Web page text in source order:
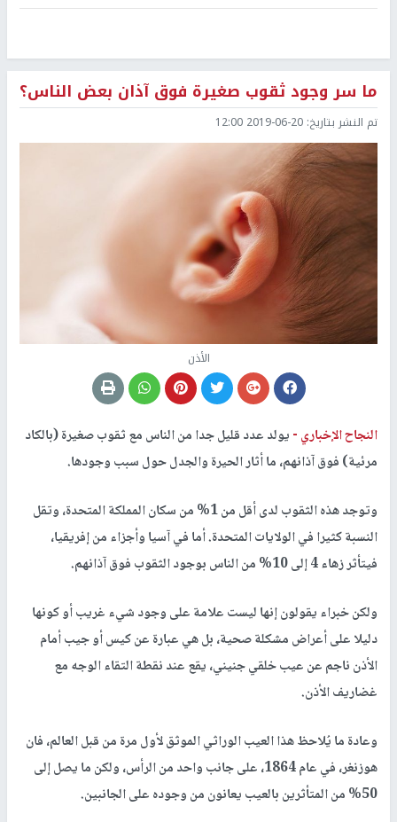
ما سر وجود ثقوب صغيرة فوق آذان بعض الناس؟
تم النشر بتاريخ: 2019-06-20 12:00
الأذن
النجاح الإخباري -يولد عدد قليل جدا من الناس مع ثقوب صغيرة (بالكاد
مرئية) فوق آذانهم، ما أثار الحيرة والجدل حول سبب وجودها.
وتوجد هذه الثقوب لدى أقل من 1% من سكان المملكة المتحدة، وتقل
النسبة كثيرا في الولايات المتحدة. أما في آسيا وأجزاء من إفريقيا،
فيتأثر زهاء 4 إلى 10% من الناس بوجود الثقوب فوق آذانهم.
ولكن خبراء يقولون إنها ليست علامة على وجود شيء غريب أو كونها
دليلا على أعراض مشكلة صحية، بل هي عبارة عن كيس أو جيب أمام
الأذن ناجم عن عيب خلقي جنيني، يقع عند نقطة التقاء الوجه مع
غضاريف الأذن.
وعادة ما يُلاحظ هذا العيب الوراثي الموثق لأول مرة من قبل العالم، فان
هوزنغر، في عام 1864، على جانب واحد من الرأس، ولكن ما يصل إلى
50% من المتأثرين بالعيب يعانون من وجوده على الجانبين.